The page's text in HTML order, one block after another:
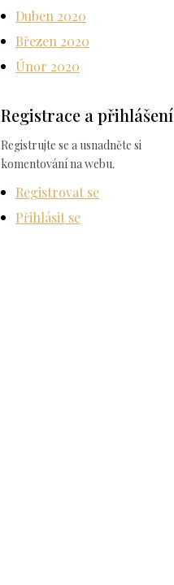
Duben 2020
Březen 2020
Únor 2020
Registrace a přihlášení
Registrujte se a usnadněte si
komentování na webu.
Registrovat se
Přihlásit se